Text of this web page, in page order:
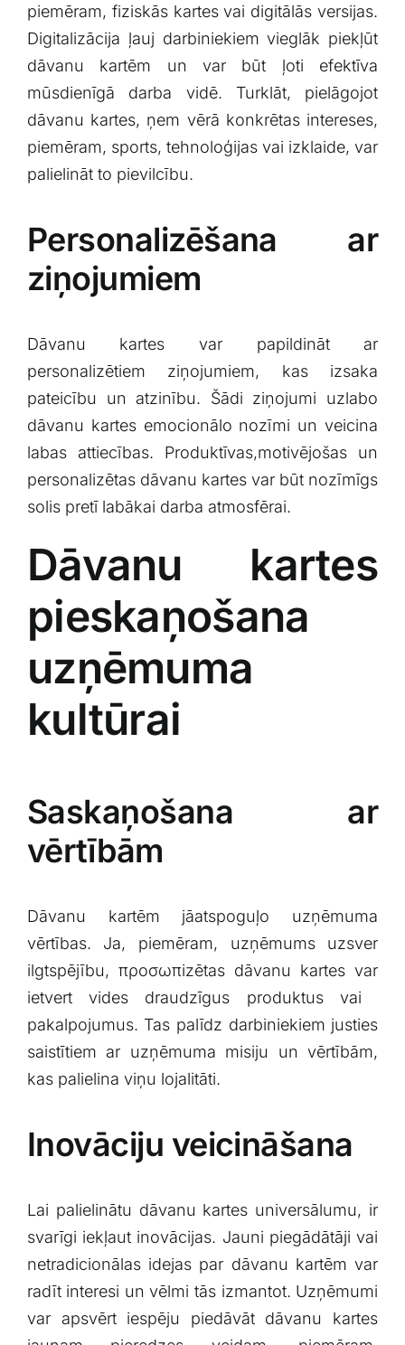
piemēram, fiziskās kartes vai digitālās versijas.
Digitalizācija ļauj darbiniekiem vieglāk piekļūt
dāvanu kartēm un var būt ļoti efektīva
⁤mūsdienīgā darba vidē. Turklāt, ⁤pielāgojot
dāvanu kartes,⁤ ņem vērā konkrētas intereses,
⁤piemēram, sports, tehnoloģijas vai izklaide, var
palielināt to pievilcību.
Personalizēšana ar
ziņojumiem
Dāvanu kartes var⁤ papildināt ar
personalizētiem ziņojumiem, kas izsaka
pateicību un ‍atzinību. ‍Šādi ziņojumi uzlabo
dāvanu kartes ⁢emocionālo nozīmi⁢ un veicina
labas attiecības. Produktīvas,motivējošas un
⁤personalizētas dāvanu kartes var būt ⁤nozīmīgs
solis pretī labākai darba atmosfērai.
Dāvanu kartes
pieskaņošana
uzņēmuma
kultūrai
Saskaņošana⁤ ar
vērtībām
Dāvanu kartēm jāatspoguļo uzņēmuma
vērtības. Ja, piemēram, ​uzņēmums uzsver
ilgtspējību, προσωπizētas dāvanu kartes⁣ var
ietvert vides ⁢draudzīgus produktus vai ​
pakalpojumus. Tas palīdz darbiniekiem justies
saistītiem ar uzņēmuma ⁤misiju un vērtībām,
kas palielina viņu lojalitāti.
Inovāciju veicināšana
Lai palielinātu dāvanu kartes universālumu, ir
svarīgi iekļaut inovācijas. Jauni piegādātāji vai
netradicionālas idejas par dāvanu kartēm var
radīt interesi ⁤un vēlmi tās izmantot. Uzņēmumi
var apsvērt iespēju piedāvāt dāvanu kartes